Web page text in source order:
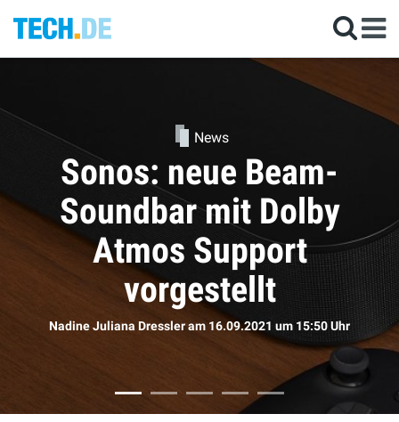
News
Kommen die neuen
AirPods doch bald?
Sophie Bömeram 16.09.2021 um 11:50 Uhr